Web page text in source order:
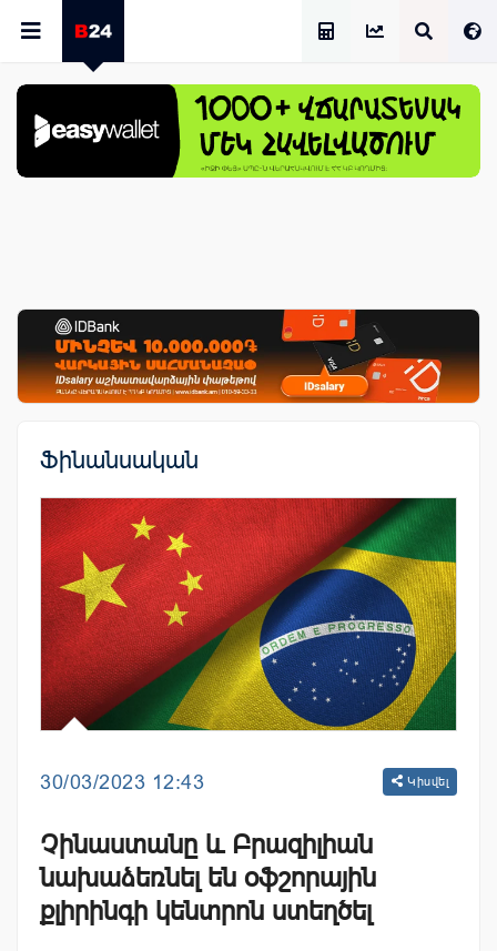
Ֆինանսական
30/03/2023 12:43 Կիսվել
Չինաստանը և Բրազիլիան
նախաձեռնել են օֆշորային
քլիրինգի կենտրոն ստեղծել